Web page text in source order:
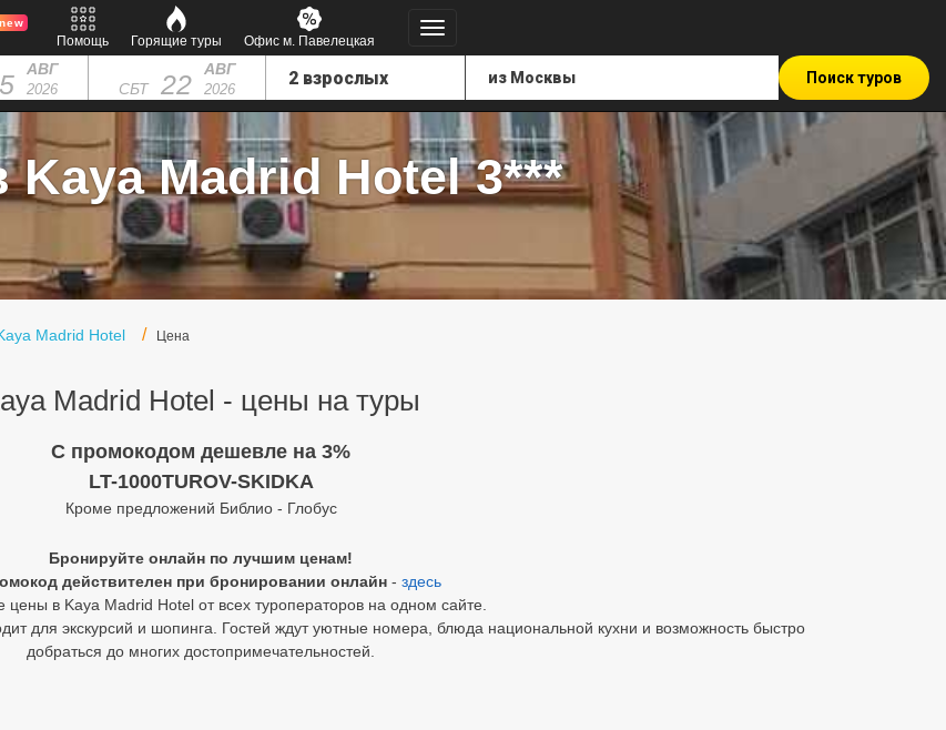
new
Помощь Горящие туры Офис м. Павелецкая
АВГ
2026 СБТ 22 АВГ
2026
Поиск туров
Kaya Madrid Hotel 3***
Madrid Hotel Цена
Madrid Hotel - цены на туры
C промокодом дешевле на 3%
LT-1000TUROV-SKIDKA
Кроме предложений Библио - Глобус
Бронируйте онлайн по лучшим ценам!
действителен при бронировании онлайн - здесь
цены в Kaya Madrid Hotel от всех туроператоров на одном сайте.
для экскурсий и шопинга. Гостей ждут уютные номера, блюда национальной кухни и возможность быстро
добраться до многих достопримечательностей.